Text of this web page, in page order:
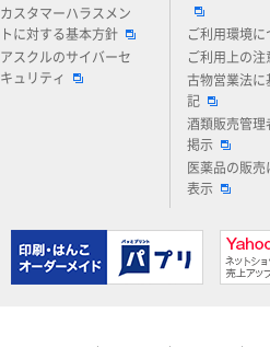
カスタマーハラスメン
トに対する基本方針
アスクルのサイバーセ
キュリティ
ご利用環境に
ご利用上の注
古物営業法に
記
酒類販売管理
掲示
医薬品の販売
表示